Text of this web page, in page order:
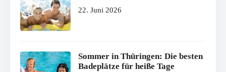
22. Juni 2026
Sommer in Thüringen: Die besten
Badeplätze für heiße Tage